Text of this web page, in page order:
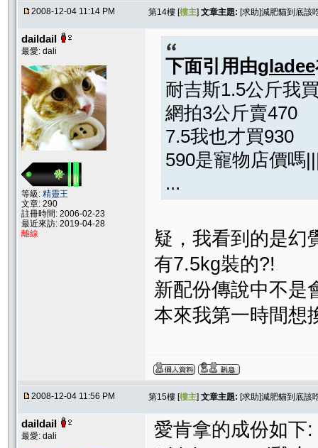
2008-12-04 11:14 PM 第14樓 [樓主] 文章主題: [求助]減肥貓到底該
daildail
最愛: dali
等級: 精靈王
文章: 290
註冊時間: 2006-02-23
最近來訪: 2019-04-28
離線
下面引用由gladee
耐吉斯1.5公斤我
網拍3公斤賣470
7.5我也才買930
590是寵物店價嗎
...
疑，我看到的是幻
有7.5kg裝的?!
新配份傳說中不是
本來我第一時間想
2008-12-04 11:56 PM 第15樓 [樓主] 文章主題: [求助]減肥貓到底該
daildail
最愛: dali
愛肯拿的成份如下: